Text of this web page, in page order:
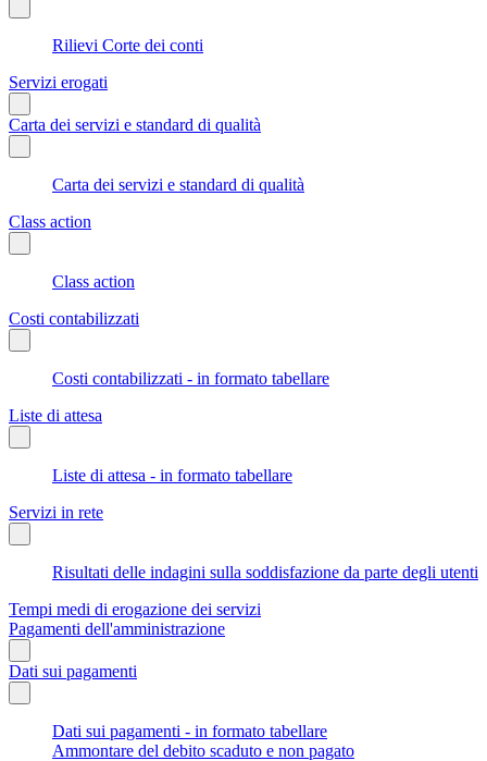
Rilievi Corte dei conti
Servizi erogati
Carta dei servizi e standard di qualità
Carta dei servizi e standard di qualità
Class action
Class action
Costi contabilizzati
Costi contabilizzati - in formato tabellare
Liste di attesa
Liste di attesa - in formato tabellare
Servizi in rete
Risultati delle indagini sulla soddisfazione da parte degli utenti
Tempi medi di erogazione dei servizi
Pagamenti dell'amministrazione
Dati sui pagamenti
Dati sui pagamenti - in formato tabellare
Ammontare del debito scaduto e non pagato